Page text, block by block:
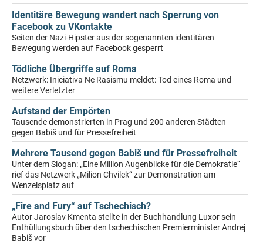
Identitäre Bewegung wandert nach Sperrung von
Facebook zu VKontakte
Seiten der Nazi-Hipster aus der sogenannten identitären
Bewegung werden auf Facebook gesperrt
Tödliche Übergriffe auf Roma
Netzwerk: Iniciativa Ne Rasismu meldet: Tod eines Roma und
weitere Verletzter
Aufstand der Empörten
Tausende demonstrierten in Prag und 200 anderen Städten
gegen Babiš und für Pressefreiheit
Mehrere Tausend gegen Babiš und für Pressefreiheit
Unter dem Slogan: „Eine Million Augenblicke für die Demokratie“
rief das Netzwerk „Milion Chvilek“ zur Demonstration am
Wenzelsplatz auf
„Fire and Fury“ auf Tschechisch?
Autor Jaroslav Kmenta stellte in der Buchhandlung Luxor sein
Enthüllungsbuch über den tschechischen Premierminister Andrej
Babiš vor